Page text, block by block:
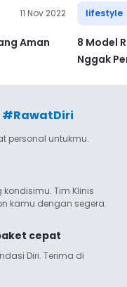
11 Nov 2022
Aman
lifestyle
8 Model
Nggak
#RawatDiri
personal untukmu.
Tim Klinis
kamu dengan segera.
cepat
Diri. Terima di